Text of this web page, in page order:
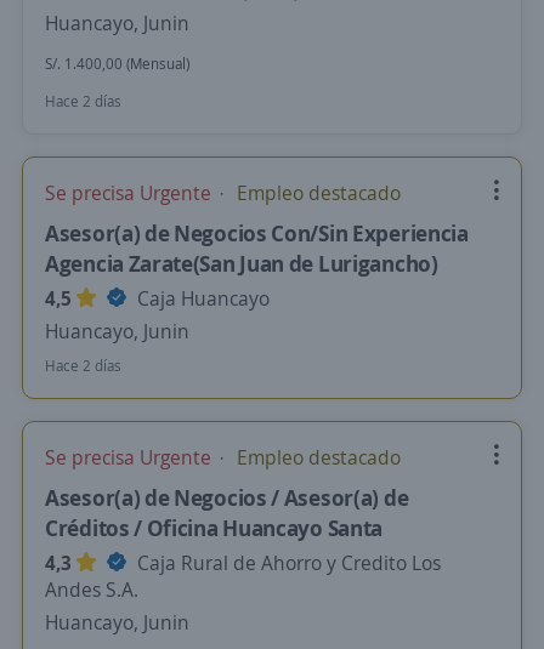
Huancayo, Junin
S/. 1.400,00 (Mensual)
Hace 2 días
Se precisa Urgente Empleo destacado
Asesor(a) de Negocios Con/Sin Experiencia
Agencia Zarate(San Juan de Lurigancho)
4,5
Caja Huancayo
Huancayo, Junin
Hace 2 días
Se precisa Urgente Empleo destacado
Asesor(a) de Negocios / Asesor(a) de
Créditos / Oficina Huancayo Santa
4,3
Caja Rural de Ahorro y Credito Los
Andes S.A.
Huancayo, Junin